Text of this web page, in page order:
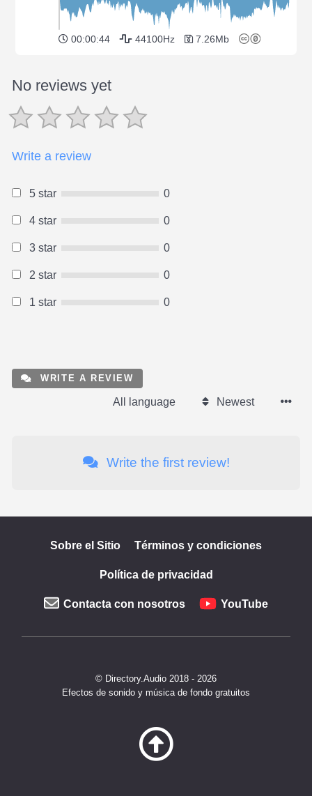
00:00:44 44100Hz 7.26Mb
No reviews yet
Write a review
5 star 0
4 star 0
3 star 0
2 star 0
1 star 0
WRITE A REVIEW
All language Newest
Write the first review!
Sobre el Sitio Términos y condiciones
Política de privacidad
Contacta con nosotros YouTube
© Directory.Audio 2018 - 2026
Efectos de sonido y música de fondo gratuitos